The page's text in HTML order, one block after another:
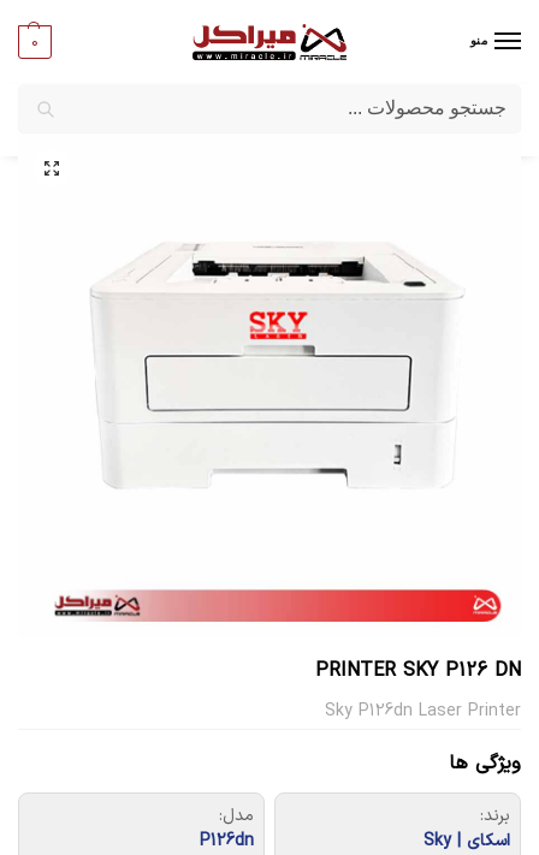
منو 0
میراکل/ماشین‌ های اداری/لوازم اداری
PRINTER SKY P126 DN
Sky P126dn Laser Printer
ویژگی ها
برند:
اسکای | Sky
مدل:
P126dn